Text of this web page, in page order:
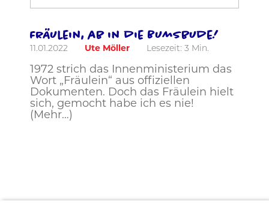
Fräulein, ab in die Bumsbude!
11.01.2022 Ute Möller Lesezeit: 3 Min.
1972 strich das Innenministerium das
Wort „Fräulein“ aus offiziellen
Dokumenten. Doch das Fräulein hielt
sich, gemocht habe ich es nie!
(Mehr…)